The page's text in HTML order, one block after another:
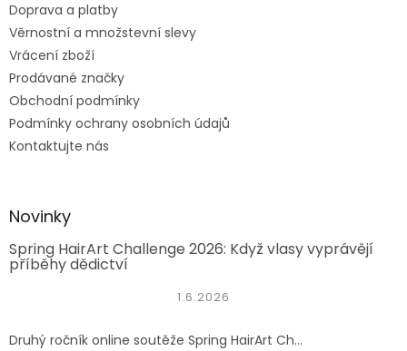
Doprava a platby
Věrnostní a množstevní slevy
Vrácení zboží
Prodávané značky
Obchodní podmínky
Podmínky ochrany osobních údajů
Kontaktujte nás
Novinky
Spring HairArt Challenge 2026: Když vlasy vyprávějí
příběhy dědictví
1.6.2026
Druhý ročník online soutěže Spring HairArt Ch...